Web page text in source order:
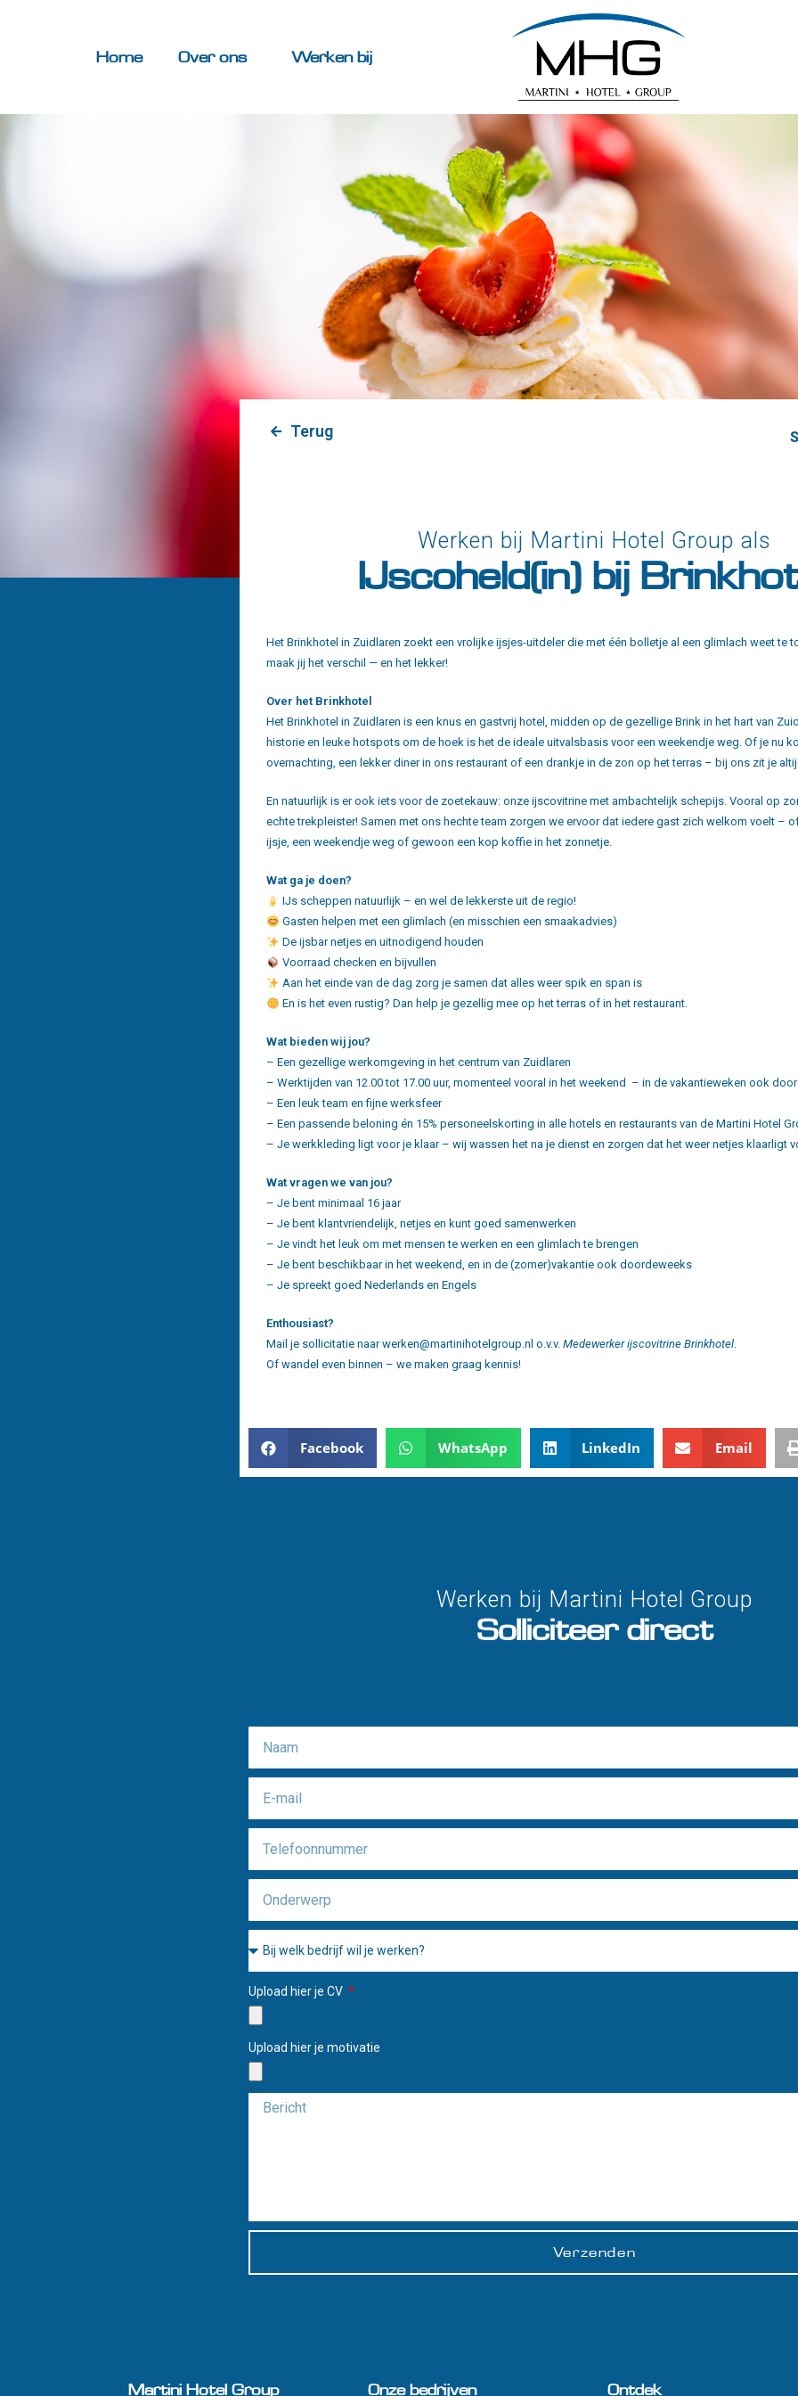
Home Over ons Werken bij
Terug
Werken bij Martini Hotel Group als
IJscoheld(in) bij
Het Brinkhotel in Zuidlaren zoekt een vrolijke ijsjes-uitdeler die met één bolletje al een glimlach weet te
maak jij het verschil — en het lekker!
Over het Brinkhotel
Het Brinkhotel in Zuidlaren is een knus en gastvrij hotel, midden op de gezellige Brink in het hart van
historie en leuke hotspots om de hoek is het de ideale uitvalsbasis voor een weekendje weg. Of je nu
overnachting, een lekker diner in ons restaurant of een drankje in de zon op het terras – bij ons zit je
En natuurlijk is er ook iets voor de zoetekauw: onze ijscovitrine met ambachtelijk schepijs. Vooral op
echte trekpleister! Samen met ons hechte team zorgen we ervoor dat iedere gast zich welkom voelt –
ijsje, een weekendje weg of gewoon een kop koffie in het zonnetje.
Wat ga je doen?
IJs scheppen natuurlijk – en wel de lekkerste uit de regio!
Gasten helpen met een glimlach (en misschien een smaakadvies)
De ijsbar netjes en uitnodigend houden
Voorraad checken en bijvullen
Aan het einde van de dag zorg je samen dat alles weer spik en span is
En is het even rustig? Dan help je gezellig mee op het terras of in het restaurant.
Wat bieden wij jou?
– Een gezellige werkomgeving in het centrum van Zuidlaren
– Werktijden van 12.00 tot 17.00 uur, momenteel vooral in het weekend – in de vakantieweken ook
– Een leuk team en fijne werksfeer
– Een passende beloning én 15% personeelskorting in alle hotels en restaurants van de Martini Hotel
– Je werkkleding ligt voor je klaar – wij wassen het na je dienst en zorgen dat het weer netjes klaarligt
Wat vragen we van jou?
– Je bent minimaal 16 jaar
– Je bent klantvriendelijk, netjes en kunt goed samenwerken
– Je vindt het leuk om met mensen te werken en een glimlach te brengen
– Je bent beschikbaar in het weekend, en in de (zomer)vakantie ook doordeweeks
– Je spreekt goed Nederlands en Engels
Enthousiast?
Mail je sollicitatie naar werken@martinihotelgroup.nl o.v.v. Medewerker ijscovitrine Brinkhotel.
Of wandel even binnen – we maken graag kennis!
Facebook WhatsApp LinkedIn Email
Werken bij Martini Hotel Group
Solliciteer direct
Upload hier je CV
Upload hier je motivatie
Verzenden
Martini Hotel Group Onze bedrijven Ontdek